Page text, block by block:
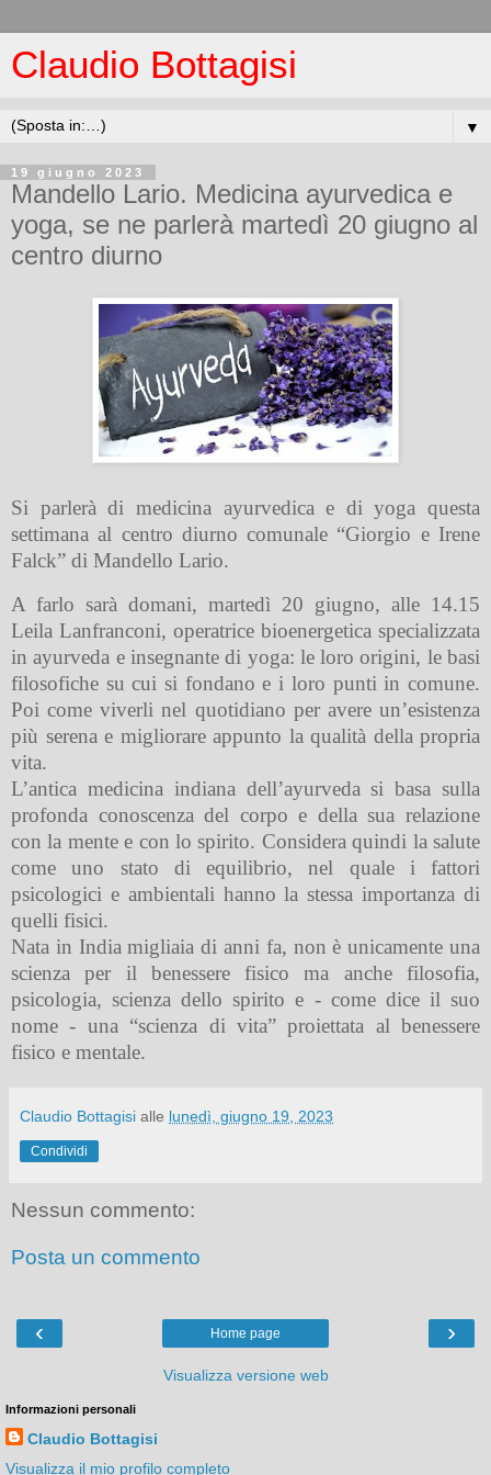
Claudio Bottagisi
▼
19 giugno 2023
Mandello Lario. Medicina ayurvedica e
yoga, se ne parlerà martedì 20 giugno al
centro diurno
Si parlerà di medicina ayurvedica e di yoga questa
settimana al centro diurno comunale “Giorgio e Irene
Falck” di Mandello Lario.
A farlo sarà domani, martedì 20 giugno, alle 14.15
Leila Lanfranconi, operatrice bioenergetica specializzata
in ayurveda e insegnante di yoga: le loro origini, le basi
filosofiche su cui si fondano e i loro punti in comune.
Poi come viverli nel quotidiano per avere un’esistenza
più serena e migliorare appunto la qualità della propria
vita.
L’antica medicina indiana dell’ayurveda si basa sulla
profonda conoscenza del corpo e della sua relazione
con la mente e con lo spirito. Considera quindi la salute
come uno stato di equilibrio, nel quale i fattori
psicologici e ambientali hanno la stessa importanza di
quelli fisici.
Nata in India migliaia di anni fa, non è unicamente una
scienza per il benessere fisicoma anche filosofia,
psicologia, scienza dello spirito e - come dice il suo
nome - una “scienza di vita” proiettata al benessere
fisico e mentale.
Claudio Bottagisi alle lunedì, giugno 19, 2023
Condividi
Nessun commento:
Posta un commento
‹ ›
Home page
Visualizza versione web
Informazioni personali
Claudio Bottagisi
Visualizza il mio profilo completo